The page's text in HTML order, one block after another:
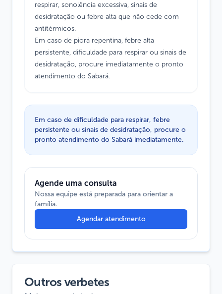
respirar, sonolência excessiva, sinais de
desidratação ou febre alta que não cede com
antitérmicos.
Em caso de piora repentina, febre alta
persistente, dificuldade para respirar ou sinais de
desidratação, procure imediatamente o pronto
atendimento do Sabará.
Em caso de dificuldade para respirar, febre
persistente ou sinais de desidratação, procure o
pronto atendimento do Sabará imediatamente.
Agende uma consulta
Nossa equipe está preparada para orientar a
família.
Agendar atendimento
Outros verbetes